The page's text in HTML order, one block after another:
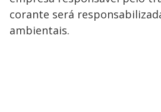
corante será
ambientais.